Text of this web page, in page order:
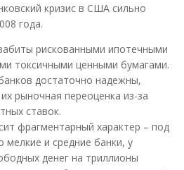
кризис в США сильно
года.
рискованными ипотечными
токсичными ценными бумагами.
достаточно надежны,
рыночная переоценка из-за
ставок.
фрагментарный характер – под
мелкие и средние банки, у
денег на триллионы